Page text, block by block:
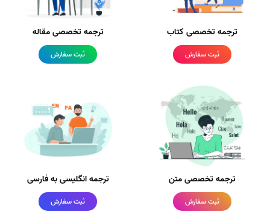
ترجمه تخصصی کتاب
ثبت سفارش
ترجمه تخصصی مقاله
ثبت سفارش
ترجمه تخصصی متن
ثبت سفارش
ترجمه انگلیسی به فارسی
ثبت سفارش